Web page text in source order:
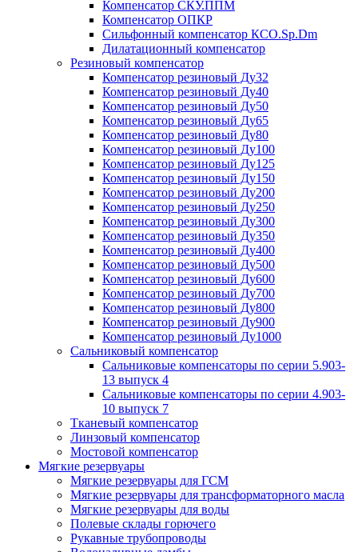
Компенсатор СКУ.ППМ
Компенсатор ОПКР
Сильфонный компенсатор КСО.Sp.Dm
Дилатационный компенсатор
Резиновый компенсатор
Компенсатор резиновый Ду32
Компенсатор резиновый Ду40
Компенсатор резиновый Ду50
Компенсатор резиновый Ду65
Компенсатор резиновый Ду80
Компенсатор резиновый Ду100
Компенсатор резиновый Ду125
Компенсатор резиновый Ду150
Компенсатор резиновый Ду200
Компенсатор резиновый Ду250
Компенсатор резиновый Ду300
Компенсатор резиновый Ду350
Компенсатор резиновый Ду400
Компенсатор резиновый Ду500
Компенсатор резиновый Ду600
Компенсатор резиновый Ду700
Компенсатор резиновый Ду800
Компенсатор резиновый Ду900
Компенсатор резиновый Ду1000
Сальниковый компенсатор
Сальниковые компенсаторы по серии 5.903-
13 выпуск 4
Сальниковые компенсаторы по серии 4.903-
10 выпуск 7
Тканевый компенсатор
Линзовый компенсатор
Мостовой компенсатор
Мягкие резервуары
Мягкие резервуары для ГСМ
Мягкие резервуары для трансформаторного масла
Мягкие резервуары для воды
Полевые склады горючего
Рукавные трубопроводы